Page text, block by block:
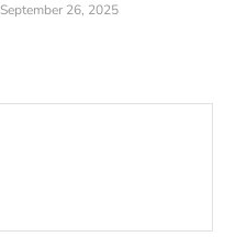
September 26, 2025